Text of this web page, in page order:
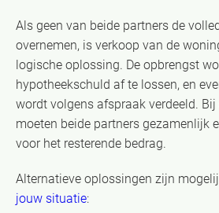
Als geen van beide partners de
overnemen, is verkoop van de
logische oplossing. De opbrengst
hypotheekschuld af te lossen, en
wordt volgens afspraak verdeeld. Bij
moeten beide partners gezamenlijk
voor het resterende bedrag.
Alternatieve oplossingen zijn
jouw situatie: